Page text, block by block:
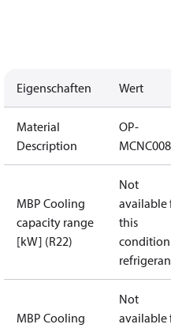
Eigenschaften Wert
Material
Description
OP-
MBP Cooling
capacity range
[kW] (R22)
Not
available
this
MBP Cooling
Not
available